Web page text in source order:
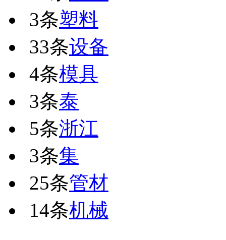
3条塑料
33条设备
4条模具
3条泰
5条浙江
3条集
25条管材
14条机械